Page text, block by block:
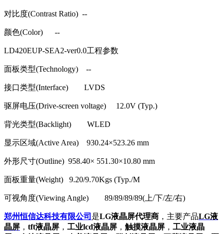
对比度(Contrast Ratio) --
颜色(Color) --
LD420EUP-SEA2-ver0.0工程参数
面板类型(Technology) --
接口类型(Interface) LVDS
驱屏电压(Drive-screen voltage) 12.0V (Typ.)
背光类型(Backlight) WLED
显示区域(Active Area) 930.24×523.26 mm
外形尺寸(Outline) 958.40× 551.30×10.80 mm
面板重量(Weight) 9.20/9.70Kgs (Typ./M
可视角度(Viewing Angle) 89/89/89/89( 上/下/左/右)
郑州恒信达科技有限公司 是LG液晶屏代理商 ，主要产品LG液
晶屏 ， tft液晶屏 ， 工业lcd液晶屏 ， 触摸液晶屏 ， 工业液晶